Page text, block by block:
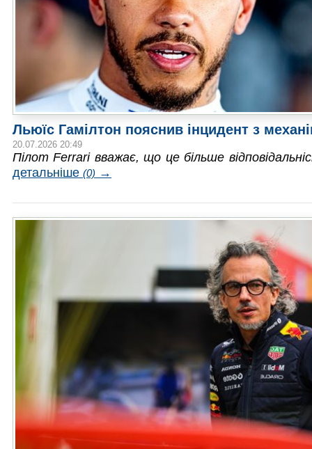
Льюїс Гамілтон пояснив інцидент з
20.07.2026 20:49
Пілот Ferrari вважає, що це більше
детальніше (0) →